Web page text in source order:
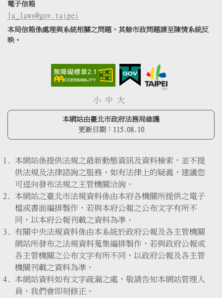
電子信箱
la_laws@gov.taipei
本局信箱係處理與系統相關之問題，其餘市政問題請至陳情系統反
映。
小 中 大
本網站由臺北市政府法務局維護
更新日期： 115.08.10
本網站係提供法規之最新動態資訊及資料檢索，並不提
供法規及法律諮詢之服務，如有法律上的疑義，建議您
可逕向發布法規之主管機關洽詢。
本網站之臺北市法規資料係由本府各機關所提供之電子
檔或書面編排製作，若與本府公報之公布文字有所不
同，以本府公報刊載之資料為準。
有關中央法規資料係由本系統於政府公報及各主管機關
網站所發布之法規資料蒐集編排製作，若與政府公報或
各主管機關之公布文字有所不同，以政府公報及各主管
機關刊載之資料為準。
本網站資料如有文字疏漏之處，敬請告知本網站管理人
員，我們會即刻修正。